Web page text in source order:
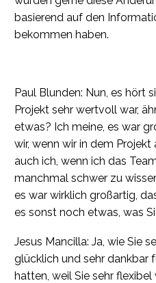
basierend auf den
bekommen haben.
Paul Blunden: Nun, es hört
Projekt sehr wertvoll war,
etwas? Ich meine, es war
wir, wenn wir in dem
auch ich, wenn ich das
manchmal schwer zu
es war wirklich großartig,
es sonst noch etwas, was
Jesus Mancilla: Ja, wie Sie
glücklich und sehr dankbar
hatten, weil Sie sehr flexibel